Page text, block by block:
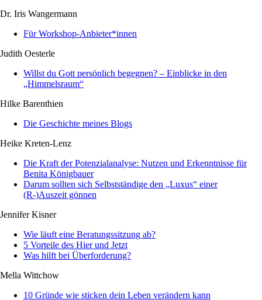
Dr. Iris Wangermann
Für Workshop-Anbieter*innen
Judith Oesterle
Willst du Gott persönlich begegnen? – Einblicke in den
„Himmelsraum“
Hilke Barenthien
Die Geschichte meines Blogs
Heike Kreten-Lenz
Die Kraft der Potenzialanalyse: Nutzen und Erkenntnisse für
Benita Königbauer
Darum sollten sich Selbstständige den „Luxus“ einer
(R-)Auszeit gönnen
Jennifer Kisner
Wie läuft eine Beratungssitzung ab?
5 Vorteile des Hier und Jetzt
Was hilft bei Überforderung?
Mella Wittchow
10 Gründe wie sticken dein Leben verändern kann